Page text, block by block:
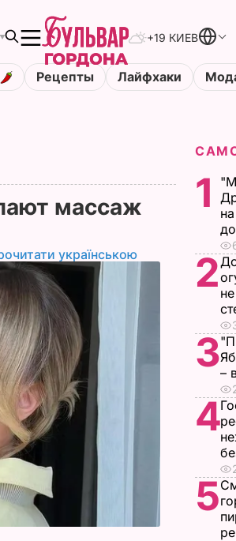
+19 КИЕВ
Рецепты Лайфхаки
массаж
українською
1
2
3–
4
5